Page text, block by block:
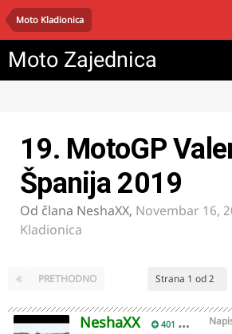
Moto Kladionica
Moto Zajednica
19. MotoGP
Španija 2019
Od člana NeshaXX, Novembar 16,
Kladionica
PRETHODNO Strana 1 od 2
NeshaXX 401